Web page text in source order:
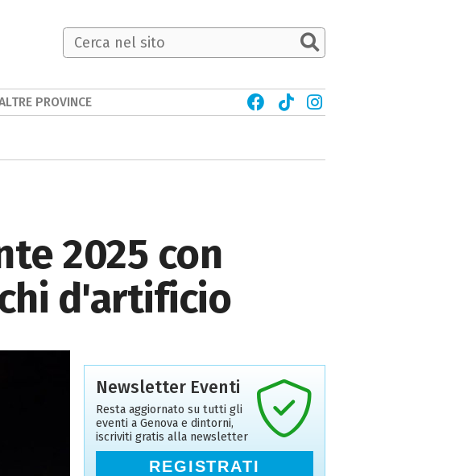
2025 con
d'artificio
Newsletter Eventi
Resta aggiornato su tutti gli
eventi a Genova e dintorni,
iscriviti gratis alla newsletter
REGISTRATI
PROVINCE